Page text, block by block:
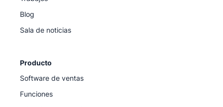
Blog
Sala de noticias
Producto
Software de ventas
Funciones